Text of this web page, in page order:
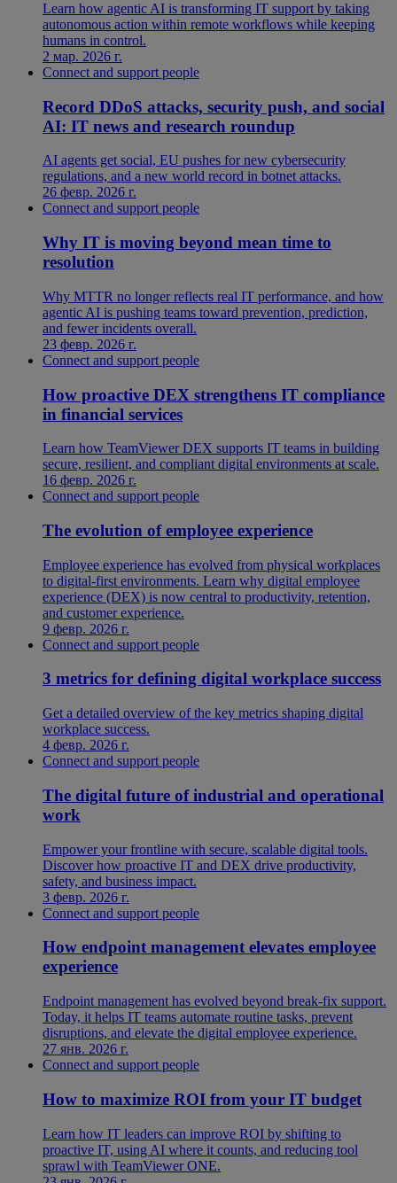
Learn how agentic AI is transforming IT support by taking
autonomous action within remote workflows while keeping
humans in control.
2 мар. 2026 г.
Connect and support people
Record DDoS attacks, security push, and social
AI: IT news and research roundup
AI agents get social, EU pushes for new cybersecurity
regulations, and a new world record in botnet attacks.
26 февр. 2026 г.
Connect and support people
Why IT is moving beyond mean time to
resolution
Why MTTR no longer reflects real IT performance, and how
agentic AI is pushing teams toward prevention, prediction,
and fewer incidents overall.
23 февр. 2026 г.
Connect and support people
How proactive DEX strengthens IT compliance
in financial services
Learn how TeamViewer DEX supports IT teams in building
secure, resilient, and compliant digital environments at scale.
16 февр. 2026 г.
Connect and support people
The evolution of employee experience
Employee experience has evolved from physical workplaces
to digital-first environments. Learn why digital employee
experience (DEX) is now central to productivity, retention,
and customer experience.
9 февр. 2026 г.
Connect and support people
3 metrics for defining digital workplace success
Get a detailed overview of the key metrics shaping digital
workplace success.
4 февр. 2026 г.
Connect and support people
The digital future of industrial and operational
work
Empower your frontline with secure, scalable digital tools.
Discover how proactive IT and DEX drive productivity,
safety, and business impact.
3 февр. 2026 г.
Connect and support people
How endpoint management elevates employee
experience
Endpoint management has evolved beyond break-fix support.
Today, it helps IT teams automate routine tasks, prevent
disruptions, and elevate the digital employee experience.
27 янв. 2026 г.
Connect and support people
How to maximize ROI from your IT budget
Learn how IT leaders can improve ROI by shifting to
proactive IT, using AI where it counts, and reducing tool
sprawl with TeamViewer ONE.